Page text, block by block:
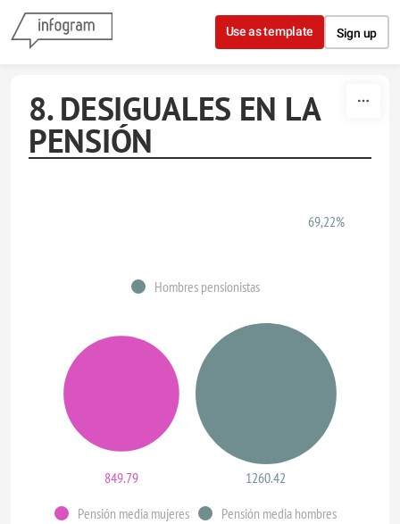
Skip to content
Use as template Sign up
8. DESIGUALES EN LA
PENSIÓN
69,22%
Hombres pensionistas
849.79 1260.42
Pensión media mujeres Pensión media hombres